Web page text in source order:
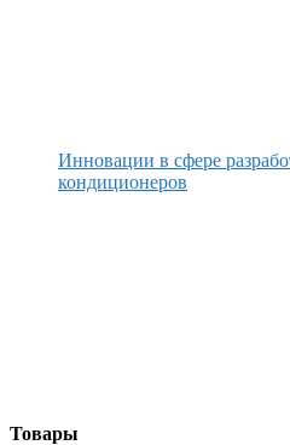
Инновации в сфере
кондиционеров
Товары